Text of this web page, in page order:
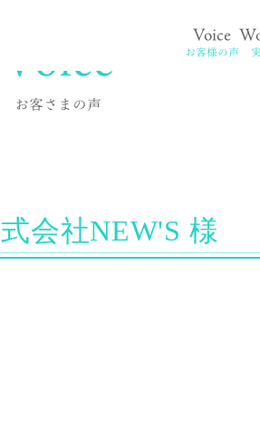
Voice
お客様の声
Voice
お客さまの声
会社NEW'S 様